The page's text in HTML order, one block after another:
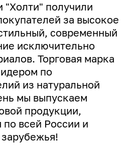
"Холти" получили
за высокое
современный
исключительно
Торговая марка
по
из натуральной
мы выпускаем
продукции,
по всей России и